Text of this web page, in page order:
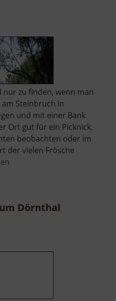
zu finden, wenn man
Steinbruch in
und mit einer Bank
Ort gut für ein Picknick.
beobachten oder im
der vielen Frösche
Dörnthal